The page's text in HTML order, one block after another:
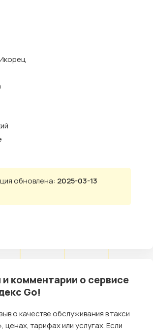
обновлена: 2025-03-13
комментарии о сервисе
Go!
о качестве обслуживания в такси
ценах, тарифах или услугах. Если